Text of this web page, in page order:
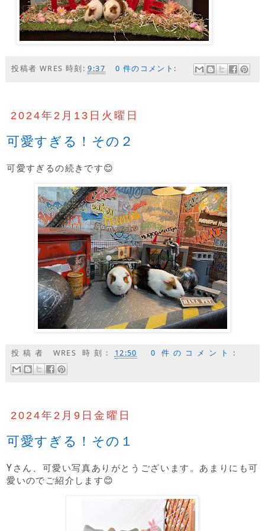
投稿者 WRES 時刻:9:37 0 件のコメント:
2024年2月13日火曜日
可愛すぎる！その２
可愛すぎるの続きです😊
投稿者 WRES 時刻: 12:50 0 件のコメント:
2024年2月9日金曜日
可愛すぎる！その１
Yさん、可愛い写真ありがとうございます。あまりにも可
愛いのでご紹介します😊